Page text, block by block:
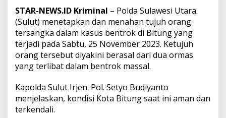
t
r
o
k
a
n
a
n
a
r
STAR-NEWS.ID Kriminal – Polda Sulawesi Utara
(Sulut) menetapkan dan menahan tujuh orang
tersangka dalam kasus bentrok di Bitung yang
terjadi pada Sabtu, 25 November 2023. Ketujuh
orang tersebut diyakini berasal dari dua ormas
yang terlibat dalam bentrok massal.
Kapolda Sulut Irjen. Pol. Setyo Budiyanto
menjelaskan, kondisi Kota Bitung saat ini aman dan
terkendali.